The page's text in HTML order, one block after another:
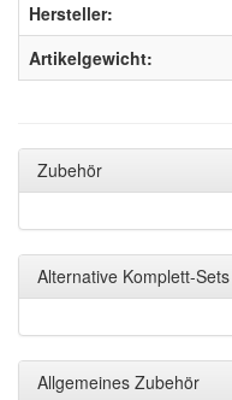
Hersteller:
Artikelgewicht:
Zubehör
Alternative Komplett-Sets
Allgemeines Zubehör